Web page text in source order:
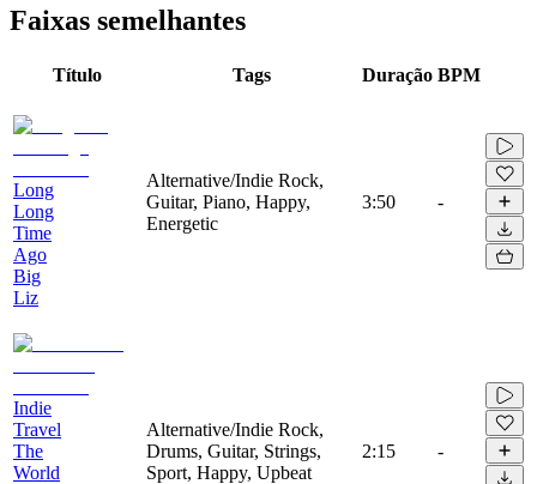
Faixas semelhantes
Título Tags Duração BPM
Long
Long
Time
Ago
Big
Liz
Alternative/Indie Rock,
Guitar, Piano, Happy,
Energetic
3:50 -
Indie
Travel
The
World
Alternative/Indie Rock,
Drums, Guitar, Strings,
Sport, Happy, Upbeat
2:15 -